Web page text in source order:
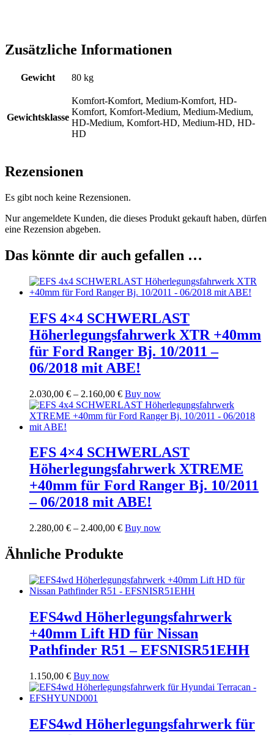
Zusätzliche Informationen
Gewicht 80 kg
Gewichtsklasse
Komfort-Komfort, Medium-Komfort, HD-
Komfort, Komfort-Medium, Medium-Medium,
HD-Medium, Komfort-HD, Medium-HD, HD-
HD
Rezensionen
Es gibt noch keine Rezensionen.
Nur angemeldete Kunden, die dieses Produkt gekauft haben, dürfen
eine Rezension abgeben.
Das könnte dir auch gefallen …
EFS 4×4 SCHWERLAST
Höherlegungsfahrwerk XTR +40mm
für Ford Ranger Bj. 10/2011 –
06/2018 mit ABE!
2.030,00 € – 2.160,00 €Preisspanne:
2.030,00 €
bis
Buy nowDieses
Produkt
weist
auf.
Die
Optionen
können
auf
gewählt
EFS 4×4 SCHWERLAST
Höherlegungsfahrwerk XTREME
+40mm für Ford Ranger Bj. 10/2011
– 06/2018 mit ABE!
2.280,00 € – 2.400,00 €Preisspanne:
2.400,00 €
Buy nowDieses
auf.
Die
können
auf
der
Produktseite
gewählt
Ähnliche Produkte
EFS4wd Höherlegungsfahrwerk
+40mm Lift HD für Nissan
Pathfinder R51 – EFSNISR51EHH
1.150,00 € Buy now
EFS4wd Höherlegungsfahrwerk für